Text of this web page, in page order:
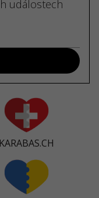
událostech
KARABAS.CH